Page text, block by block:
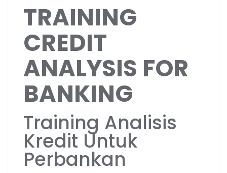
TRAINING
CREDIT
ANALYSIS FOR
BANKING
Training Analisis
Kredit Untuk
Perbankan